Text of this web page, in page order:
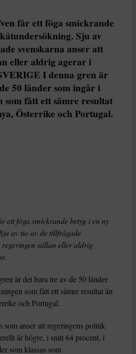
får ett föga smickrande
Sju av
svenskarna anser att
eller aldrig agerar i
I denna gren är
50 länder som ingår i
som fått ett sämre resultat
Österrike och Portugal.
ett föga smickrande betyg i en ny
av tio av de tillfrågade
sällan eller aldrig
är det bara tre av de 50 länder
som fått ett sämre resultat än
och Portugal.
som anser att regeringens politik
är högre, i snitt 64 procent, i
som klassas som